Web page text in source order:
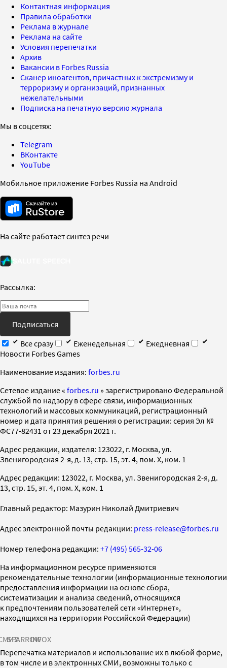
Контактная информация
Правила обработки
Реклама в журнале
Реклама на сайте
Условия перепечатки
Архив
Вакансии в Forbes Russia
Сканер иноагентов, причастных к экстремизму и
терроризму и организаций, признанных
нежелательными
Подписка на печатную версию журнала
Мы в соцсетях:
Telegram
ВКонтакте
YouTube
Мобильное приложение Forbes Russia на Android
На сайте работает синтез речи
Рассылка:
Подписаться
Все сразу
Еженедельная
Ежедневная
Новости Forbes Games
Наименование издания: forbes.ru
Cетевое издание « forbes.ru » зарегистрировано Федеральной
службой по надзору в сфере связи, информационных
технологий и массовых коммуникаций, регистрационный
номер и дата принятия решения о регистрации: серия Эл №
ФС77-82431 от 23 декабря 2021 г.
Адрес редакции, издателя: 123022, г. Москва, ул.
Звенигородская 2-я, д. 13, стр. 15, эт. 4, пом. X, ком. 1
Адрес редакции: 123022, г. Москва, ул. Звенигородская 2-я, д.
13, стр. 15, эт. 4, пом. X, ком. 1
Главный редактор: Мазурин Николай Дмитриевич
Адрес электронной почты редакции: press-release@forbes.ru
Номер телефона редакции: +7 (495) 565-32-06
На информационном ресурсе применяются
рекомендательные технологии (информационные технологии
предоставления информации на основе сбора,
систематизации и анализа сведений, относящихся
к предпочтениям пользователей сети «Интернет»,
находящихся на территории Российской Федерации)
SPARROWINFOX
Перепечатка материалов и использование их в любой форме,
в том числе и в электронных СМИ, возможны только с